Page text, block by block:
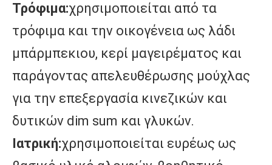
Τρόφιμα:χρησιμοποιείται από τα
τρόφιμα και την οικογένεια ως λάδι
μπάρμπεκιου, κερί μαγειρέματος και
παράγοντας απελευθέρωσης μούχλας
για την επεξεργασία κινεζικών και
δυτικών dim sum και γλυκών.
Ιατρική:χρησιμοποιείται ευρέως ως